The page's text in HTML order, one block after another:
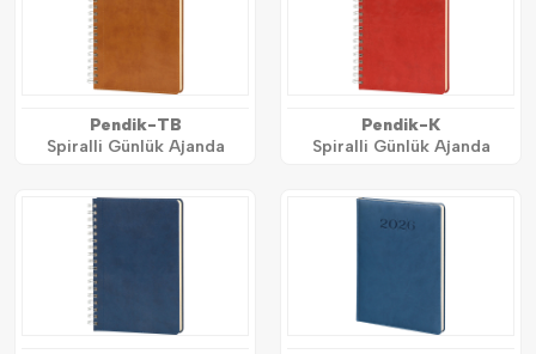
Pendik-TB
Spiralli Günlük Ajanda
Pendik-K
Spiralli Günlük Ajanda